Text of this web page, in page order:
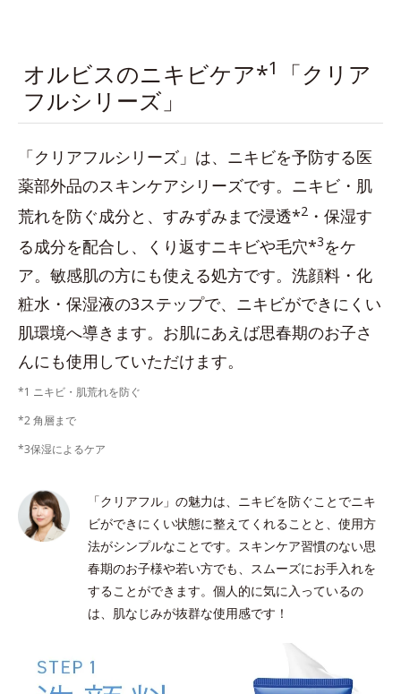
オルビスのニキビケア*1
「クリア
フルシリーズ」
「クリアフルシリーズ」は、ニキビを予防する医
薬部外品のスキンケアシリーズです。ニキビ・肌
荒れを防ぐ成分と、すみずみまで浸透*2 ・保湿す
る成分を配合し、くり返すニキビや毛穴*3をケ
ア。敏感肌の方にも使える処方です。洗顔料・化
粧水・保湿液の3ステップで、ニキビができにくい
肌環境へ導きます。お肌にあえば思春期のお子さ
んにも使用していただけます。
*1 ニキビ・肌荒れを防ぐ
*2 角層まで
*3保湿によるケア
「クリアフル」の魅力は、ニキビを防ぐことでニキ
ビができにくい状態に整えてくれることと、使用方
法がシンプルなことです。スキンケア習慣のない思
春期のお子様や若い方でも、スムーズにお手入れを
することができます。個人的に気に入っているの
は、肌なじみが抜群な使用感です！